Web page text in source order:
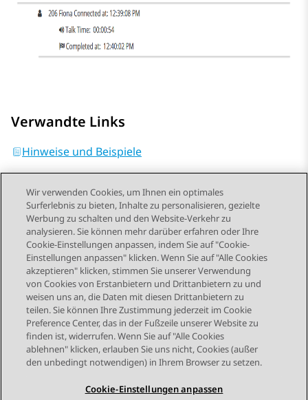
Verwandte Links
Hinweise und Beispiele
Send Feedback
Themennavigation
Vorheriges Thema Nächstes Thema
STAY CONNECTED
Wir verwenden Cookies, um Ihnen ein optimales
Surferlebnis zu bieten, Inhalte zu personalisieren, gezielte
Werbung zu schalten und den Website-Verkehr zu
analysieren. Sie können mehr darüber erfahren oder Ihre
Cookie-Einstellungen anpassen, indem Sie auf "Cookie-
Einstellungen anpassen" klicken. Wenn Sie auf "Alle Cookies
akzeptieren" klicken, stimmen Sie unserer Verwendung
von Cookies von Erstanbietern und Drittanbietern zu und
weisen uns an, die Daten mit diesen Drittanbietern zu
teilen. Sie können Ihre Zustimmung jederzeit im Cookie
Preference Center, das in der Fußzeile unserer Website zu
finden ist, widerrufen. Wenn Sie auf "Alle Cookies
ablehnen" klicken, erlauben Sie uns nicht, Cookies (außer
den unbedingt notwendigen) in Ihrem Browser zu setzen.
Cookie-Einstellungen anpassen